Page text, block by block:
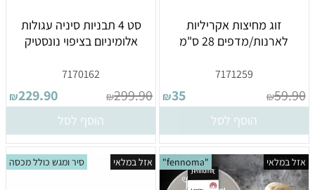
*מייל:
ברכה:
זוג מחיצות אקריליות
לארנות/מדפים 28 ס"מ
7171259
₪59.90
₪35
הוסף לסל
סט 4 תבניות סיניה עגולות
אלומיניום בציפוי נונסטיק
7170162
₪299.90
₪229.90
הוסף לסל
"fennoma" אזל במלאי סיר ומגש כולל מכסה אזל במלאי